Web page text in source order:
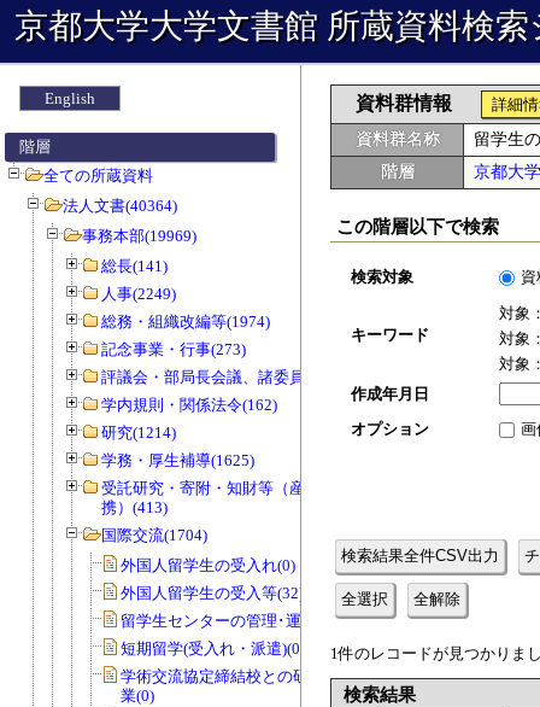
京都大学大学文書館 所蔵資料検
English
階層
全ての所蔵資料
法人文書(40364)
事務本部(19969)
総長(141)
人事(2249)
総務・組織改編等(1974)
記念事業・行事(273)
評議会・部局長会議、諸委員会等(1466)
学内規則・関係法令(162)
研究(1214)
学務・厚生補導(1625)
受託研究・寄附・知財等（産官学連
携）(413)
国際交流(1704)
外国人留学生の受入れ(0)
外国人留学生の受入等(32)
留学生センターの管理･運営(0)
短期留学(受入れ・派遣)(0)
学術交流協定締結校との研究者交流事
業(0)
資料群情報
詳細
資料群名称
留学生
階層
京都大
この階層以下で検索
検索対象 資
キーワード
対象
対象
対象
作成年月日
オプション
画
検索結果全件CSV出力
全選択 全解除
1件のレコードが見つかりま
検索結果